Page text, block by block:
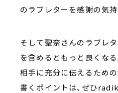
のラブレターを感謝の気
そして聖奈さんのラブレ
を含めるともっと良くな
相手に充分に伝えるため
書くポイントは、ぜひ